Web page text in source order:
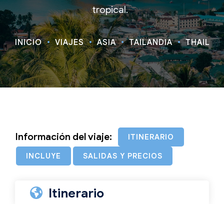
tropical.
INICIO VIAJES ASIA TAILANDIA
Información del viaje: ITINERARIO
INCLUYE SALIDAS Y PRECIOS
Itinerario